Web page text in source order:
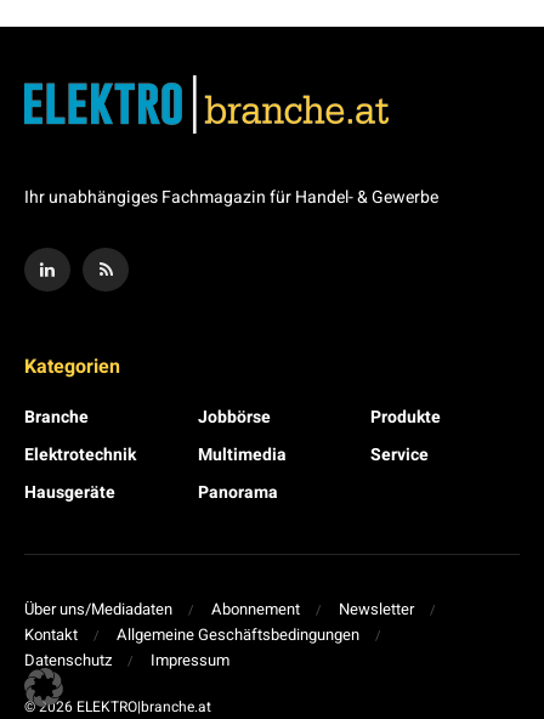
Ihr unabhängiges Fachmagazin für Handel- & Gewerbe
Kategorien
Branche
Elektrotechnik
Hausgeräte
Jobbörse
Multimedia
Panorama
Produkte
Service
Über uns/Mediadaten Abonnement
Newsletter
Kontakt
Allgemeine Geschäftsbedingungen
Datenschutz
Impressum
© 2026 ELEKTRO|branche.at